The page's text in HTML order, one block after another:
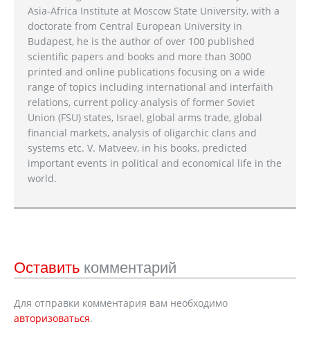
Asia-Africa Institute at Moscow State University, with a
doctorate from Central European University in
Budapest, he is the author of over 100 published
scientific papers and books and more than 3000
printed and online publications focusing on a wide
range of topics including international and interfaith
relations, current policy analysis of former Soviet
Union (FSU) states, Israel, global arms trade, global
financial markets, analysis of oligarchic clans and
systems etc. V. Matveev, in his books, predicted
important events in political and economical life in the
world.
Оставить комментарий
Для отправки комментария вам необходимо
авторизоваться.